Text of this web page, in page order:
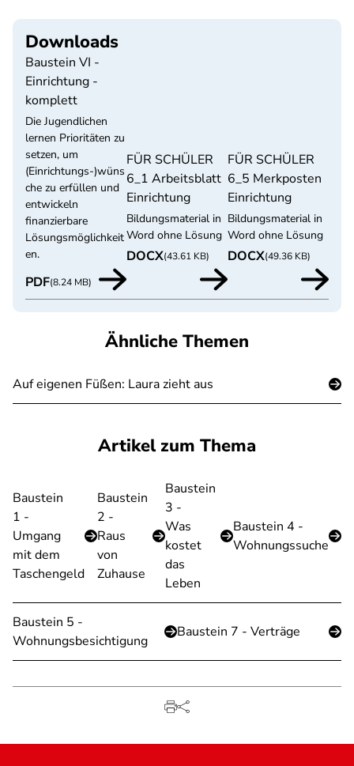
Downloads
Baustein VI -
Einrichtung -
komplett
Die Jugendlichen
lernen Prioritäten zu
setzen, um
(Einrichtungs-)wüns
che zu erfüllen und
entwickeln
finanzierbare
Lösungsmöglichkeit
en.
PDF(8.24 MB)
FÜR SCHÜLER
6_1 Arbeitsblatt
Einrichtung
Bildungsmaterial in
Word ohne Lösung
DOCX(43.61 KB)
FÜR SCHÜLER
6_5 Merkposten
Einrichtung
Bildungsmaterial in
Word ohne Lösung
DOCX(49.36 KB)
Ähnliche Themen
Auf eigenen Füßen: Laura zieht aus
Artikel zum Thema
Baustein
1 -
Umgang
mit dem
Taschengeld
Baustein
2 -
Raus
von
Zuhause
Baustein
3 -
Was
kostet
das
Leben
Baustein 4 -
Wohnungssuche
Baustein 5 -
Wohnungsbesichtigung
Baustein 7 - Verträge